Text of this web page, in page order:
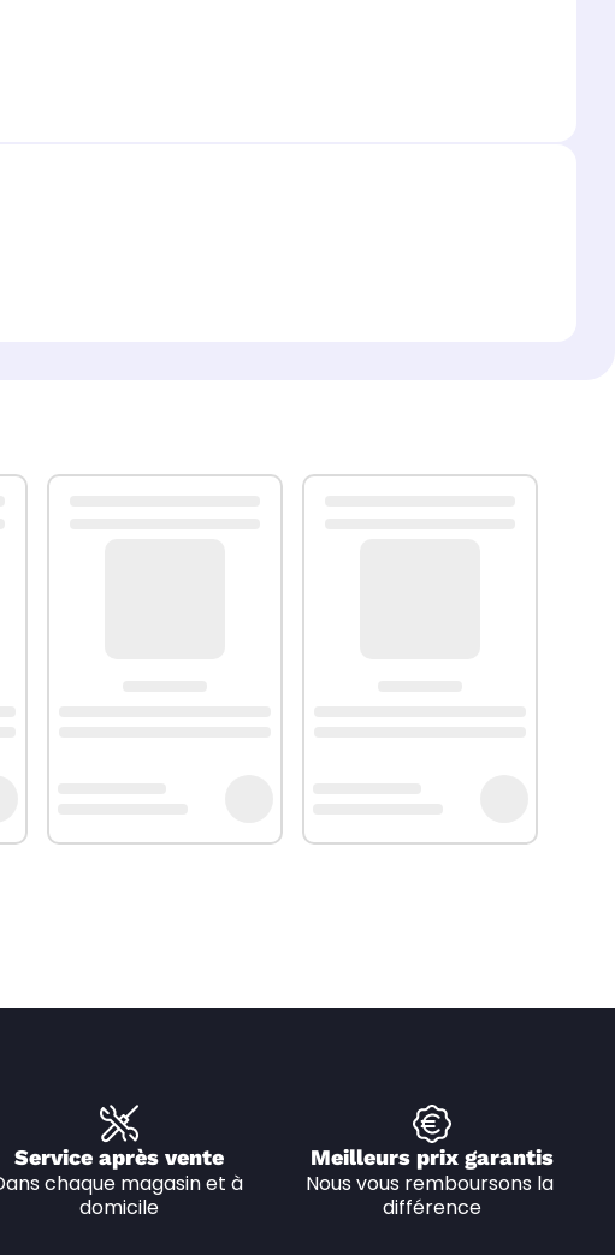
Service après vente
chaque magasin et à
domicile
Meilleurs prix garantis
Nous vous remboursons la
différence